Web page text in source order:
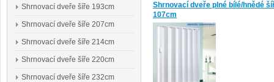
Shrnovací dveře plné bílé/hnědé
107cm
Shrnovací dveře šíře 193cm
Shrnovací dveře šíře 207cm
Shrnovací dveře šíře 214cm
Shrnovací dveře šíře 220cm
Shrnovací dveře šíře 232cm